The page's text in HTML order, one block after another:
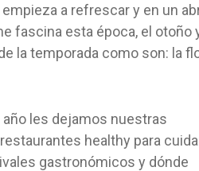
a refrescar y en un
fascina esta época, el otoño
la temporada como son: la
les dejamos nuestras
healthy para
gastronómicos y dónde